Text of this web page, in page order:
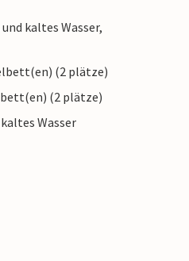
kaltes Wasser,
(2 plätze)
(2 plätze)
Wasser